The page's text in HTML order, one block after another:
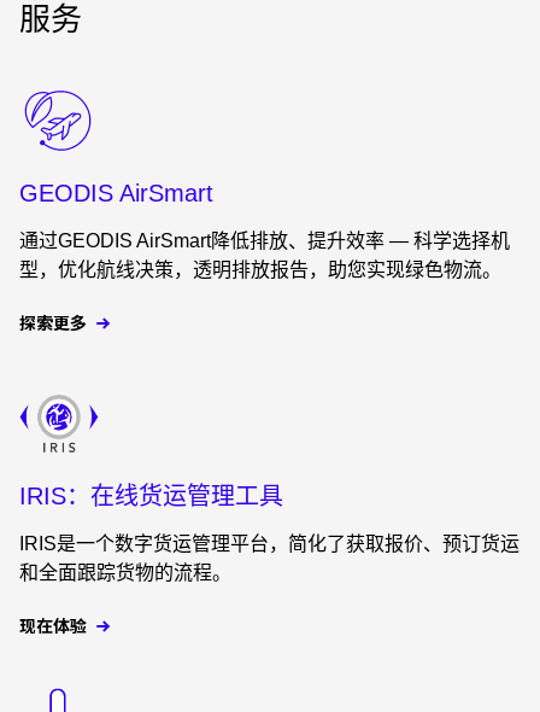
服务
Keepeek
GEODIS AirSmart​
通过GEODIS AirSmart降低排放、提升效率 — 科学选择机
型，优化航线决策，透明排放报告，助您实现绿色物流。
探索更多
Keepeek
IRIS：在线货运管理工具
IRIS是一个数字货运管理平台，简化了获取报价、预订货运
和全面跟踪货物的流程。
现在体验
Keepeek